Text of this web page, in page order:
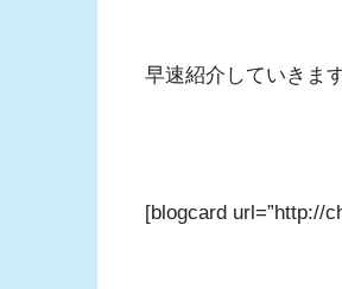
早速紹介していきま
[blogcard url=”http://